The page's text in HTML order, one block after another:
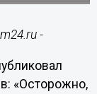
-
«Осторожно,